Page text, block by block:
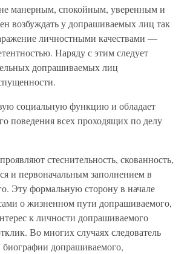
манерным, спокойным, уверенным и
возбуждать у допрашиваемых лиц так
личностными качествами —
Наряду с этим следует
допрашиваемых лиц
социальную функцию и обладает
поведения всех проходящих по делу
стеснительность, скованность,
и первоначальным заполнением в
Эту формальную сторону в начале
о жизненном пути допрашиваемого,
к личности допрашиваемого
Во многих случаях следователь
допрашиваемого,